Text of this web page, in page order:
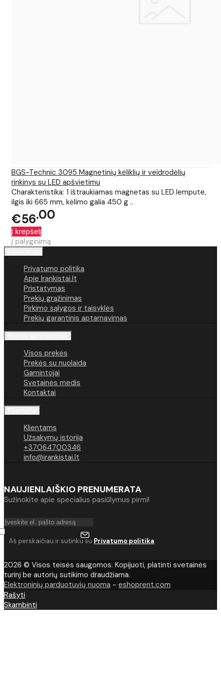
BGS-Technic 3095 Magnetinių kėliklių ir veidrodėlių
rinkinys su LED apšvietimu
Charakteristika: 1 ištraukiamas magnetas su LED lempute,
ilgis iki 665 mm, kėlimo galia 450 g ..
€56 00
Į krepšelį
Į palyginimą
Privatumo politika
Apie Irankistai.lt
Pristatymas
Prekių grąžinimas
Pirkimo sąlygos ir taisyklės
Prekių garantinis aptarnavimas
Visos prekės
Prekės su nuolaida
Gamintojai
Svetainės medis
Kontaktai
Klientams
Užsakymų istorija
+37064700346
info@irankistai.lt
NAUJIENLAIŠKIO PRENUMERATA
Sužinokite apie specialius pasiūlymus pirmi!
Aš perskaičiau ir sutinku su Privatumo politika
2026 © Visos teisės saugomos. Kopijuoti, platinti svetainės
turinį be autorių sutikimo draudžiama.
Elektroninių parduotuvių nuoma - eshoprent.com
Rašyti
Skambinti